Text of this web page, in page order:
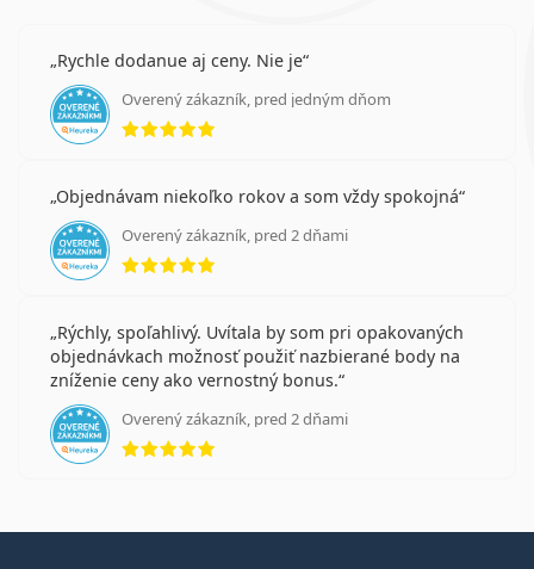
Rychle dodanue aj ceny. Nie je
Overený zákazník, pred jedným dňom
hodnotenie 5 z 5
Objednávam niekoľko rokov a som vždy spokojná
Overený zákazník, pred 2 dňami
hodnotenie 5 z 5
Rýchly, spoľahlivý. Uvítala by som pri opakovaných
objednávkach možnosť použiť nazbierané body na
zníženie ceny ako vernostný bonus.
Overený zákazník, pred 2 dňami
hodnotenie 5 z 5